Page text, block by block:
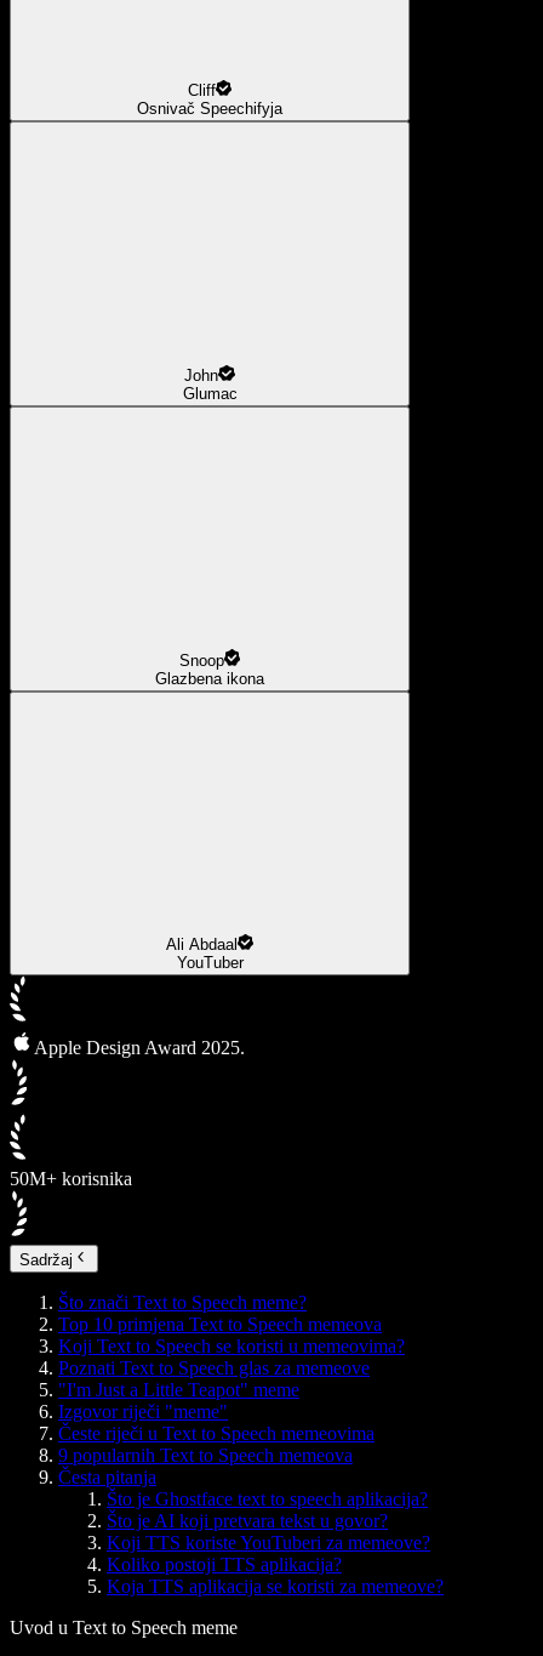
Cliff
Osnivač Speechifyja
John
Glumac
Snoop
Glazbena ikona
Ali Abdaal
YouTuber
Apple Design Award 2025.
50M+ korisnika
Sadržaj
Što znači Text to Speech meme?
Top 10 primjena Text to Speech memeova
Koji Text to Speech se koristi u memeovima?
Poznati Text to Speech glas za memeove
"I'm Just a Little Teapot" meme
Izgovor riječi "meme"
Česte riječi u Text to Speech memeovima
9 popularnih Text to Speech memeova
Česta pitanja
Što je Ghostface text to speech aplikacija?
Što je AI koji pretvara tekst u govor?
Koji TTS koriste YouTuberi za memeove?
Koliko postoji TTS aplikacija?
Koja TTS aplikacija se koristi za memeove?
Uvod u Text to Speech meme